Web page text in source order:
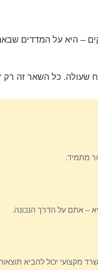
– היא על המדדים
שעולה. כל השאר זה רק
– אתם על הדרך הנכונה.